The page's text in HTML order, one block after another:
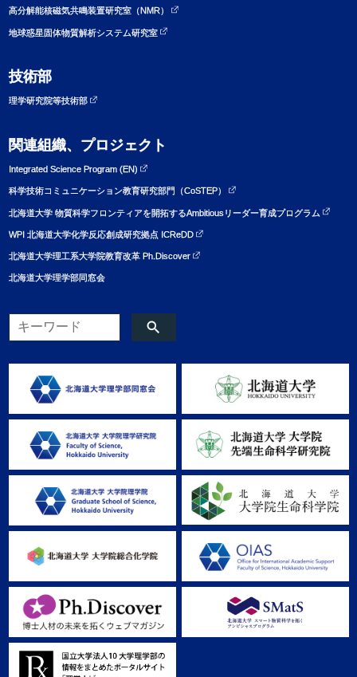
高分解能核磁気共鳴装置研究室（NMR）
地球惑星固体物質解析システム研究室
技術部
理学研究院等技術部
関連組織、プロジェクト
Integrated Science Program (EN)
科学技術コミュニケーション教育研究部門（CoSTEP）
北海道大学 物質科学フロンティアを開拓するAmbitiousリーダー育成プログラム
WPI 北海道大学化学反応創成研究拠点 ICReDD
北海道大学理工系大学院教育改革 Ph.Discover
北海道大学理学部同窓会